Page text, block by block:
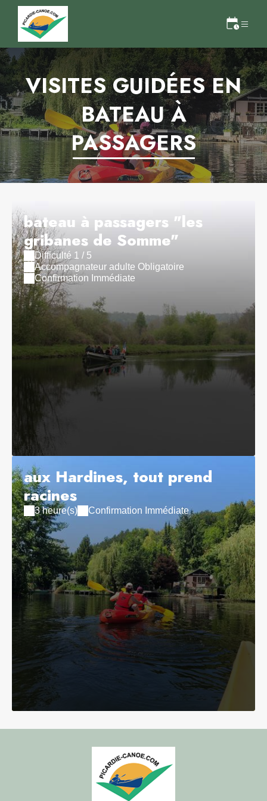
VISITES GUIDÉES EN
BATEAU À
PASSAGERS
bateau à passagers "les
gribanes de Somme"
Difficulté 1 / 5
Accompagnateur adulte Obligatoire
Confirmation Immédiate
aux Hardines, tout prend
racines
3 heure(s) Confirmation Immédiate